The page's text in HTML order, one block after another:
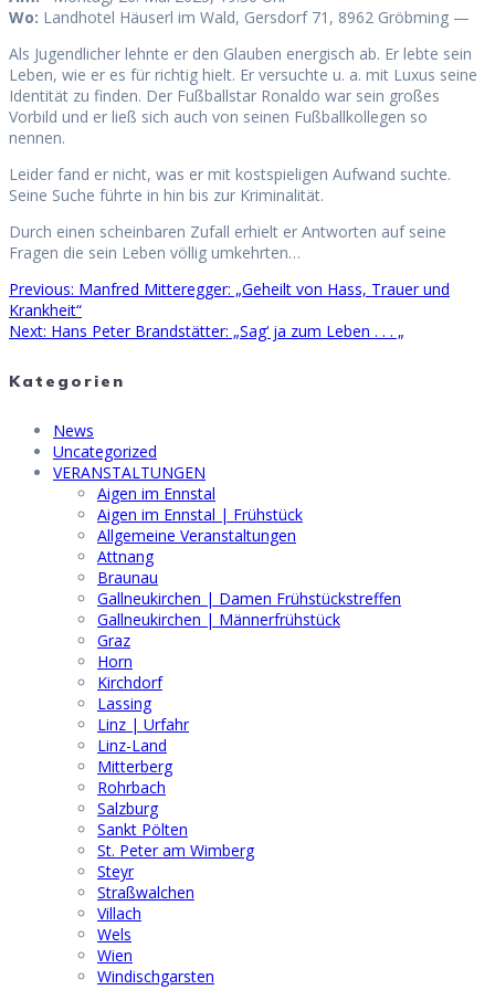
Wo: Landhotel Häuserl im Wald, Gersdorf 71, 8962 Gröbming —
Als Jugendlicher lehnte er den Glauben energisch ab. Er lebte sein
Leben, wie er es für richtig hielt. Er versuchte u. a. mit Luxus seine
Identität zu finden. Der Fußballstar Ronaldo war sein großes
Vorbild und er ließ sich auch von seinen Fußballkollegen so
nennen.
Leider fand er nicht, was er mit kostspieligen Aufwand suchte.
Seine Suche führte in hin bis zur Kriminalität.
Durch einen scheinbaren Zufall erhielt er Antworten auf seine
Fragen die sein Leben völlig umkehrten…
Beitragsnavigation
Previous: Previous
post:
Manfred Mitteregger: „Geheilt von Hass, Trauer und
Krankheit“
Next: Next
Hans Peter Brandstätter: „Sag‘ ja zum Leben . . . „
Kategorien
News
Uncategorized
VERANSTALTUNGEN
Aigen im Ennstal
Aigen im Ennstal | Frühstück
Allgemeine Veranstaltungen
Attnang
Braunau
Gallneukirchen | Damen Frühstückstreffen
Gallneukirchen | Männerfrühstück
Graz
Horn
Kirchdorf
Lassing
Linz | Urfahr
Linz-Land
Mitterberg
Rohrbach
Salzburg
Sankt Pölten
St. Peter am Wimberg
Steyr
Straßwalchen
Villach
Wels
Wien
Windischgarsten